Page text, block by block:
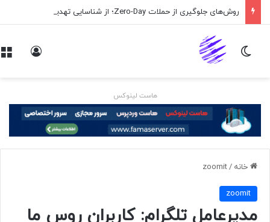
تغییر پوسته
هاست لینوکس
خانه /
zoomit
zoomit
مدیرعامل تلگرام: کاربران روس ما